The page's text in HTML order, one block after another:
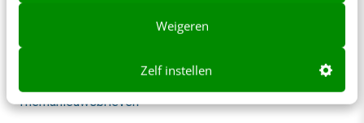
Weigeren
Zelf instellen
Klantcontact & CX
Themanieuwsbrieven